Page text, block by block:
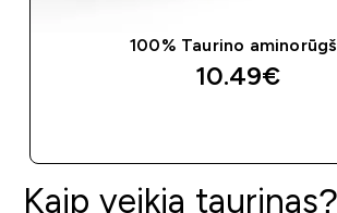
100% Taurino
10.49€‎
Kaip veikia taurinas?